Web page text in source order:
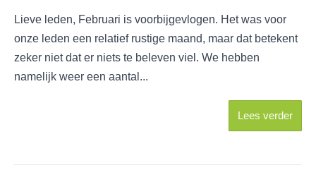
Lieve leden, Februari is voorbijgevlogen. Het was voor
onze leden een relatief rustige maand, maar dat betekent
zeker niet dat er niets te beleven viel. We hebben
namelijk weer een aantal...
Lees verder